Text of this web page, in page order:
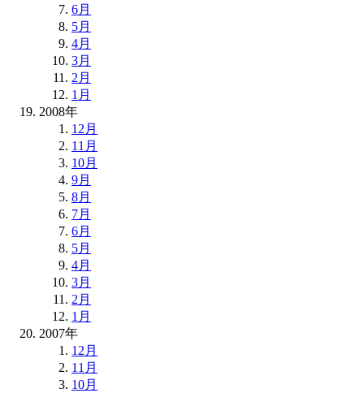
6月
5月
4月
3月
2月
1月
2008年
12月
11月
10月
9月
8月
7月
6月
5月
4月
3月
2月
1月
2007年
12月
11月
10月